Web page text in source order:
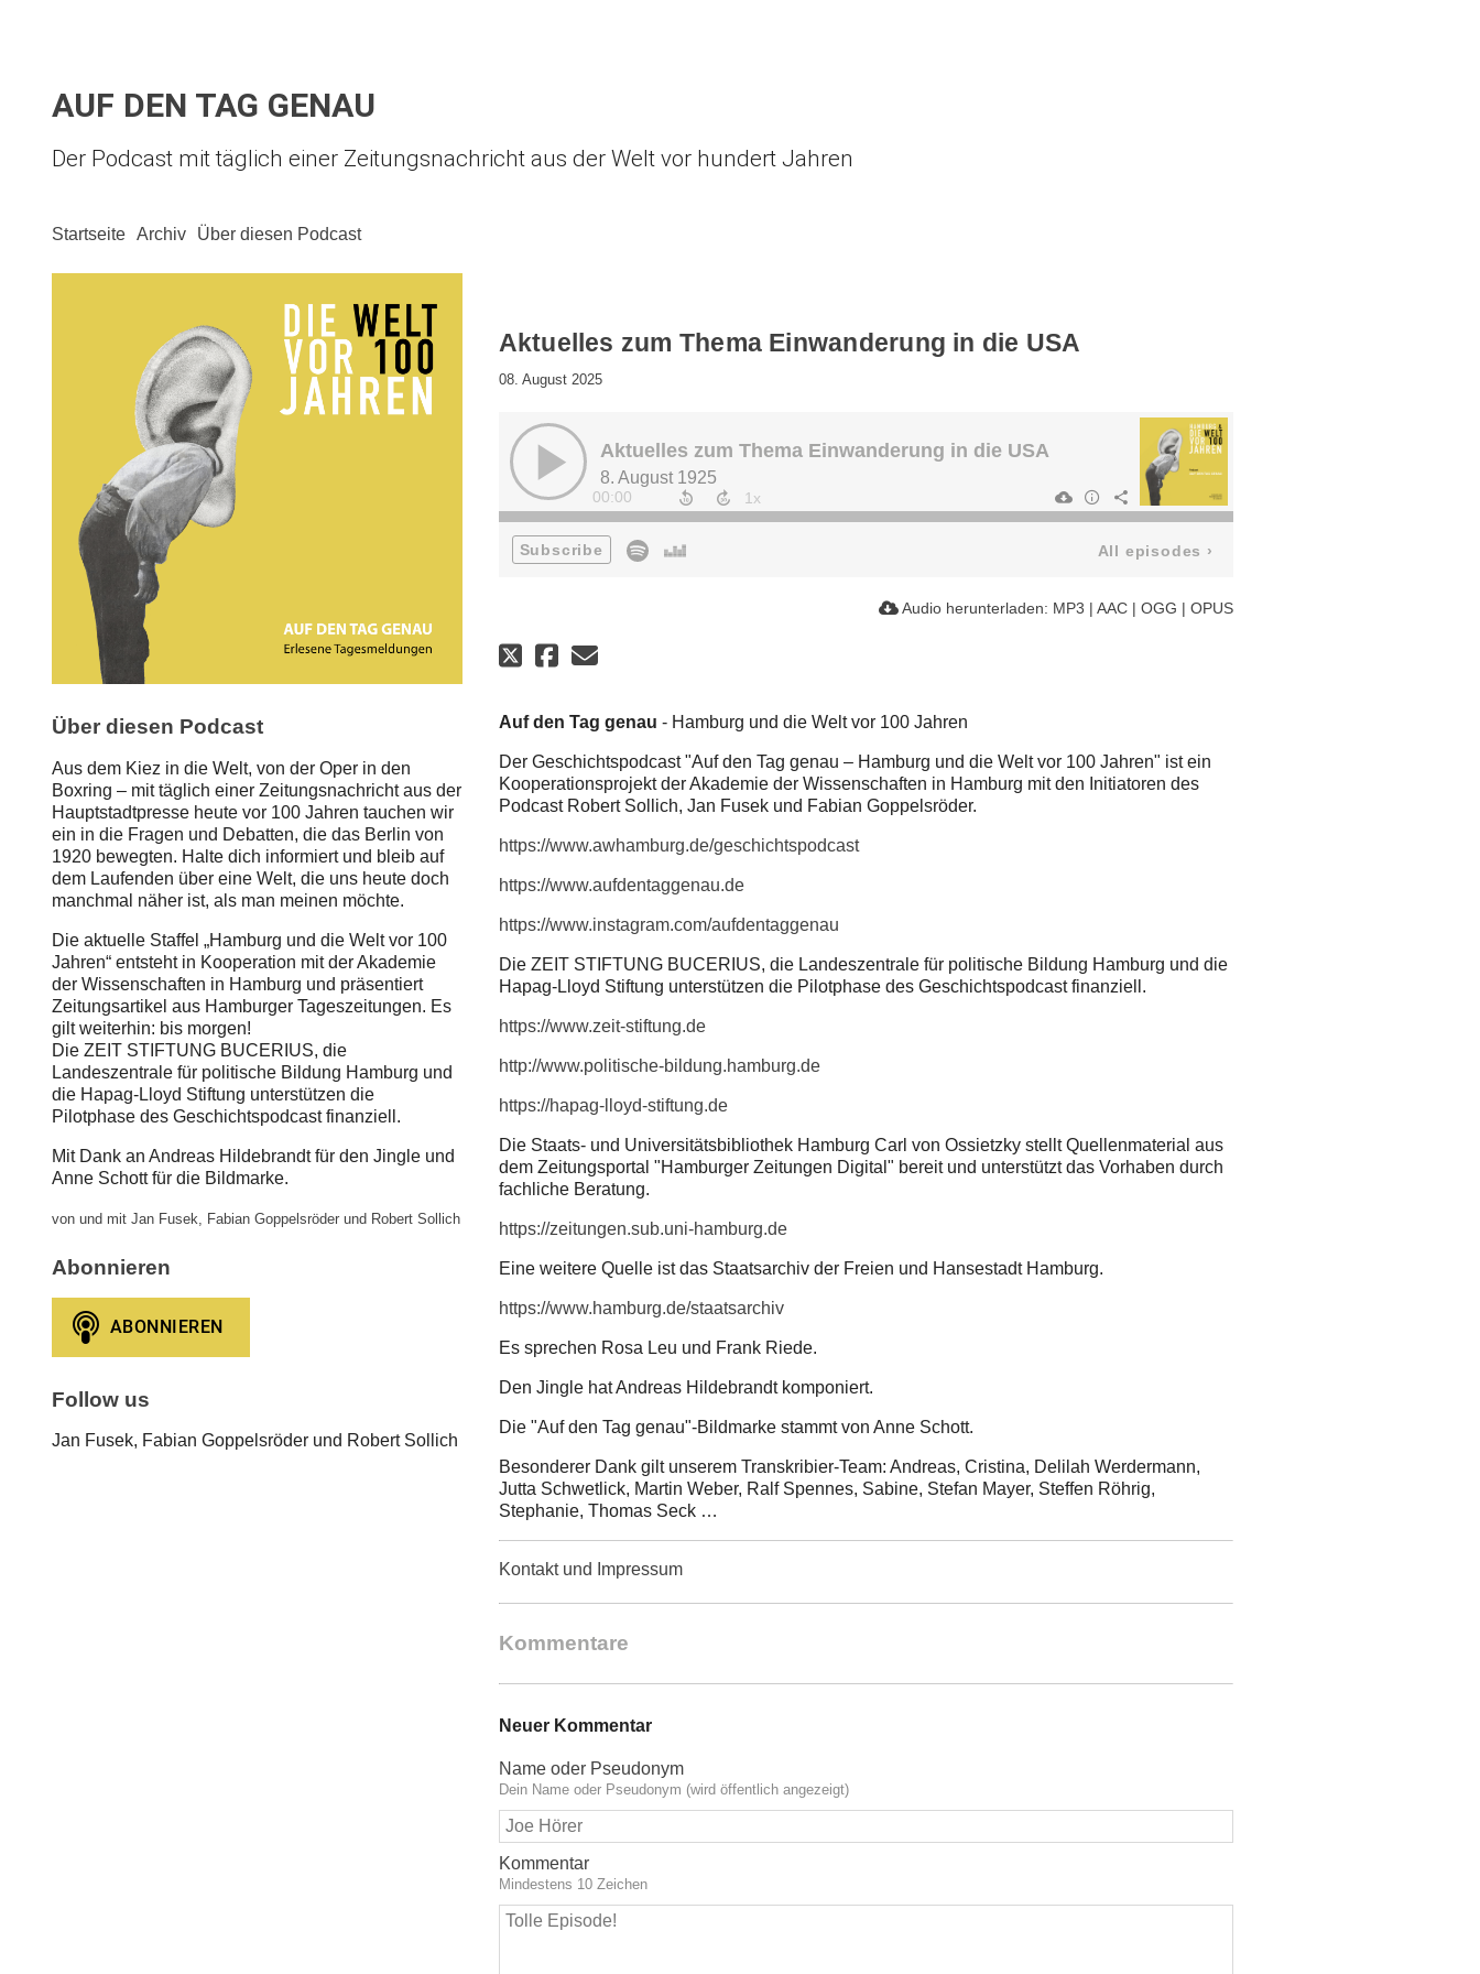
AUF DEN TAG GENAU
Der Podcast mit täglich einer Zeitungsnachricht aus der Welt vor hundert Jahren
Startseite Archiv Über diesen Podcast
Über diesen Podcast
Aus dem Kiez in die Welt, von der Oper in den
Boxring – mit täglich einer Zeitungsnachricht aus der
Hauptstadtpresse heute vor 100 Jahren tauchen wir
ein in die Fragen und Debatten, die das Berlin von
1920 bewegten. Halte dich informiert und bleib auf
dem Laufenden über eine Welt, die uns heute doch
manchmal näher ist, als man meinen möchte.
Die aktuelle Staffel „Hamburg und die Welt vor 100
Jahren“ entsteht in Kooperation mit der Akademie
der Wissenschaften in Hamburg und präsentiert
Zeitungsartikel aus Hamburger Tageszeitungen. Es
gilt weiterhin: bis morgen!
Die ZEIT STIFTUNG BUCERIUS, die
Landeszentrale für politische Bildung Hamburg und
die Hapag-Lloyd Stiftung unterstützen die
Pilotphase des Geschichtspodcast finanziell.
Mit Dank an Andreas Hildebrandt für den Jingle und
Anne Schott für die Bildmarke.
von und mit Jan Fusek, Fabian Goppelsröder und Robert Sollich
Abonnieren
Follow us
Jan Fusek, Fabian Goppelsröder und Robert Sollich
Aktuelles zum Thema Einwanderung in die USA
08. August 2025
Aktuelles zum Thema Einwanderung in die USA
8. August 1925
00:00
Subscribe All episodes ›
Audio herunterladen: MP3 | AAC| OGG | OPUS
Auf den Tag genau - Hamburg und die Welt vor 100 Jahren
Der Geschichtspodcast "Auf den Tag genau – Hamburg und die Welt vor 100 Jahren" ist ein
Kooperationsprojekt der Akademie der Wissenschaften in Hamburg mit den Initiatoren des
Podcast Robert Sollich, Jan Fusek und Fabian Goppelsröder.
https://www.awhamburg.de/geschichtspodcast
https://www.aufdentaggenau.de
https://www.instagram.com/aufdentaggenau
Die ZEIT STIFTUNG BUCERIUS, die Landeszentrale für politische Bildung Hamburg und die
Hapag-Lloyd Stiftung unterstützen die Pilotphase des Geschichtspodcast finanziell.
https://www.zeit-stiftung.de
http://www.politische-bildung.hamburg.de
https://hapag-lloyd-stiftung.de
Die Staats- und Universitätsbibliothek Hamburg Carl von Ossietzky stellt Quellenmaterial aus
dem Zeitungsportal "Hamburger Zeitungen Digital" bereit und unterstützt das Vorhaben durch
fachliche Beratung.
https://zeitungen.sub.uni-hamburg.de
Eine weitere Quelle ist das Staatsarchiv der Freien und Hansestadt Hamburg.
https://www.hamburg.de/staatsarchiv
Es sprechen Rosa Leu und Frank Riede.
Den Jingle hat Andreas Hildebrandt komponiert.
Die "Auf den Tag genau"-Bildmarke stammt von Anne Schott.
Besonderer Dank gilt unserem Transkribier-Team: Andreas, Cristina, Delilah Werdermann,
Jutta Schwetlick, Martin Weber, Ralf Spennes, Sabine, Stefan Mayer, Steffen Röhrig,
Stephanie, Thomas Seck …
Kontakt und Impressum
Kommentare
Neuer Kommentar
Name oder Pseudonym
Dein Name oder Pseudonym (wird öffentlich angezeigt)
Kommentar
Mindestens 10 Zeichen